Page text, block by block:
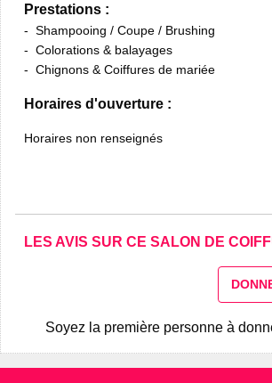
Prestations :
Shampooing / Coupe / Brushing
Colorations & balayages
Chignons & Coiffures de mariée
Horaires d'ouverture :
Horaires non renseignés
LES AVIS SUR CE SALON DE
Soyez la première personne à